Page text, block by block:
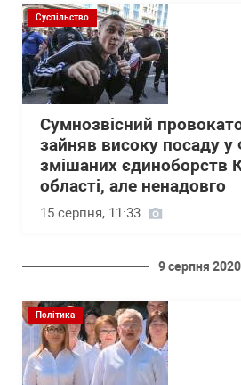
Суспільство
Сумнозвісний
зайняв високу посаду у
змішаних єдиноборств
області, але ненадовго
15 серпня, 11:33
9 серпня 2020
Політика